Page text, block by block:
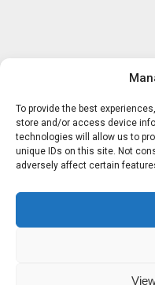
To provide the best
store and/or access device
technologies will allow us to
unique IDs on this site. Not
adversely affect certain